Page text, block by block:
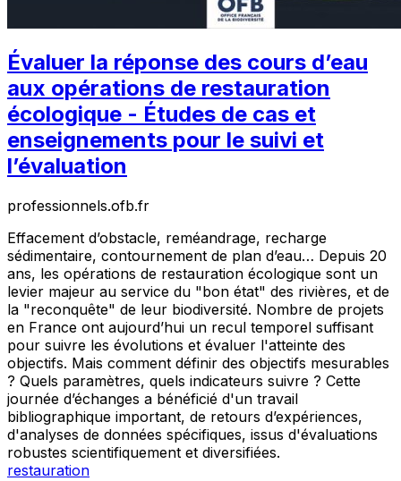
Évaluer la réponse des cours d’eau
aux opérations de restauration
écologique - Études de cas et
enseignements pour le suivi et
l’évaluation
professionnels.ofb.fr
Effacement d’obstacle, reméandrage, recharge
sédimentaire, contournement de plan d’eau… Depuis 20
ans, les opérations de restauration écologique sont un
levier majeur au service du "bon état" des rivières, et de
la "reconquête" de leur biodiversité. Nombre de projets
en France ont aujourd’hui un recul temporel suffisant
pour suivre les évolutions et évaluer l'atteinte des
objectifs. Mais comment définir des objectifs mesurables
? Quels paramètres, quels indicateurs suivre ? Cette
journée d’échanges a bénéficié d'un travail
bibliographique important, de retours d’expériences,
d'analyses de données spécifiques, issus d'évaluations
robustes scientifiquement et diversifiées.
restauration